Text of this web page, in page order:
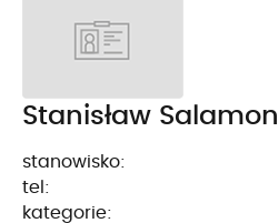
Stanisław Salamon
stanowisko:
tel:
kategorie: